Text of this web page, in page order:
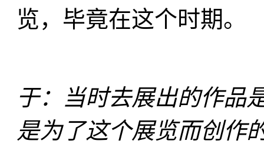
览，毕竟在这个时期。
于：当时去展出的作品
是为了这个展览而创作